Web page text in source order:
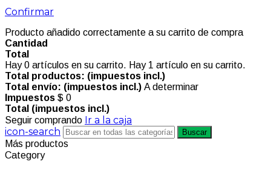
Confirmar
Producto añadido correctamente a su carrito de compra
Cantidad
Total
Hay0 artículos en su carrito. Hay 1 artículo en su carrito.
Total productos: (impuestos incl.)
Total envío: (impuestos incl.) A determinar
Impuestos $ 0
Total (impuestos incl.)
Seguir comprando Ir a la caja
icon-search
Buscar
Más productos
Category